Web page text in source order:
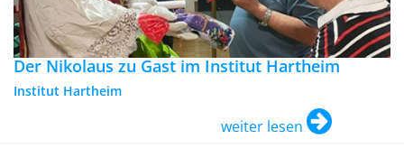
Der Nikolaus zu Gast im Institut Hartheim
Institut Hartheim
weiter lesen